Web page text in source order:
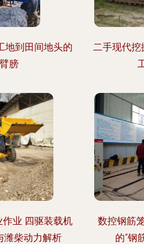
地到田间地头的
膀
二手现代挖
业 四驱装载机
潍柴动力解析
数控钢筋
的“钢